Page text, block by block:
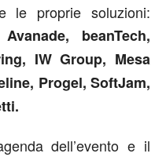
le proprie soluzioni:
beanTech,
IW Group, Mesa
Progel, SoftJam,
dell’evento e il